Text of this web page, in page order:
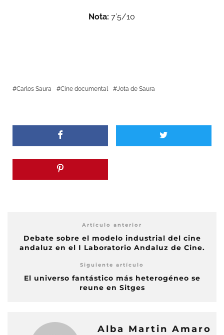
Nota:7’5/10
Carlos Saura Cine documental Jota de Saura
Artículo anterior
Debate sobre el modelo industrial del cine
andaluz en el I Laboratorio Andaluz de Cine.
Siguiente artículo
El universo fantástico más heterogéneo se
reune en Sitges
Alba Martin Amaro